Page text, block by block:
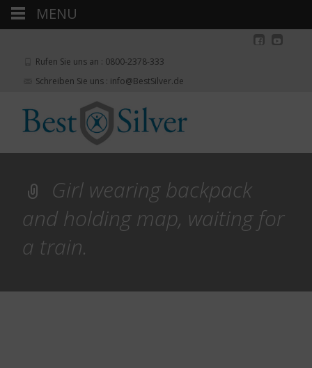
Rufen Sie uns an : 0800-2378-333
Schreiben Sie uns : info@BestSilver.de
Girl wearing backpack
and holding map, waiting for
a train.
MENU